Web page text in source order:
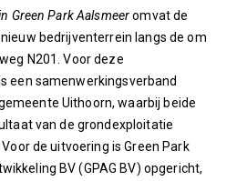
Green Park Aalsmeer omvat de
bedrijventerrein langs de om
N201. Voor deze
een samenwerkingsverband
Uithoorn, waarbij beide
van de grondexploitatie
de uitvoering is Green Park
BV (GPAG BV) opgericht,